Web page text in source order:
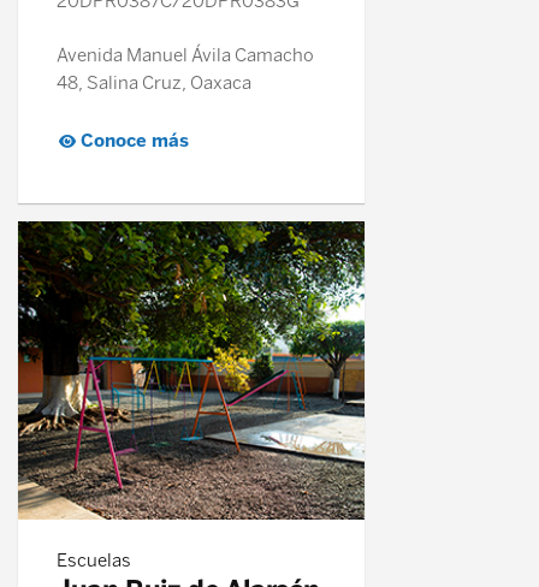
Avenida Manuel Ávila Camacho
48, Salina Cruz, Oaxaca
Conoce más
Escuelas